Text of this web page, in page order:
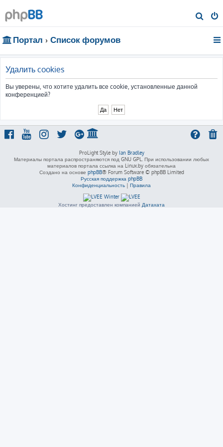
о
Портал Список форумов
Удалить cookies
Вы уверены, что хотите удалить все cookie, установленные данной
конференцией?
ProLight Style by Ian Bradley
Материалы портала распространяются под GNU GPL. При использовании любых
материалов портала ссылка на Linux.by обязательна
Создано на основе phpBB® Forum Software © phpBB Limited
Русская поддержка phpBB
Конфиденциальность | Правила
Хостинг предоставлен компанией Датахата